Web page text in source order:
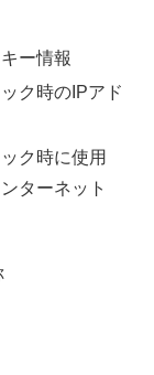
ー情報
ク時のIPアド
ク時に使用
ターネット